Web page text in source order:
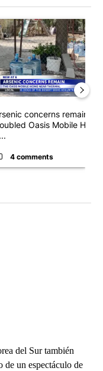
cuts could increase
article titled
concerns remain at
Oasis Mobile Home
4 comments
del Sur también
de un espectáculo de